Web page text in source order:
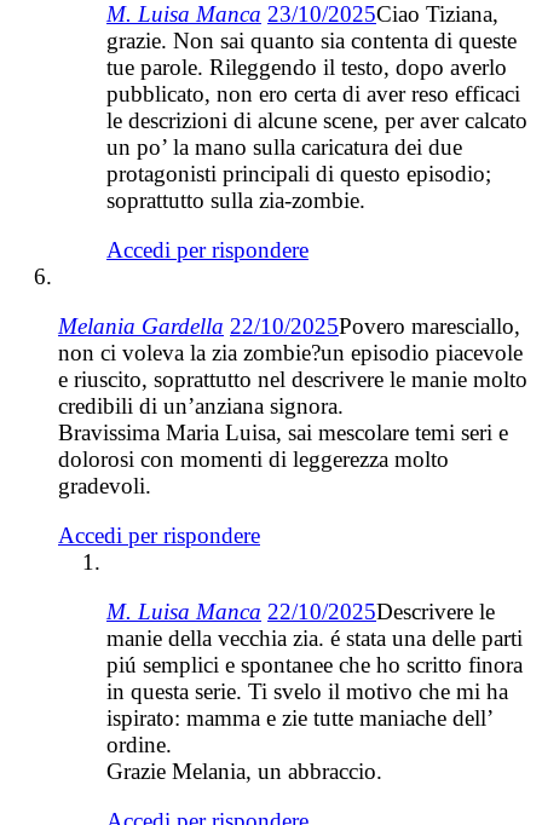
M. Luisa Manca 23/10/2025Ciao Tiziana,
grazie. Non sai quanto sia contenta di queste
tue parole. Rileggendo il testo, dopo averlo
pubblicato, non ero certa di aver reso efficaci
le descrizioni di alcune scene, per aver calcato
un po’ la mano sulla caricatura dei due
protagonisti principali di questo episodio;
soprattutto sulla zia-zombie.
Accedi per rispondere
Melania Gardella 22/10/2025Povero maresciallo,
non ci voleva la zia zombie?un episodio piacevole
e riuscito, soprattutto nel descrivere le manie molto
credibili di un’anziana signora.
Bravissima Maria Luisa, sai mescolare temi seri e
dolorosi con momenti di leggerezza molto
gradevoli.
Accedi per rispondere
M. Luisa Manca 22/10/2025Descrivere le
manie della vecchia zia. é stata una delle parti
piú semplici e spontanee che ho scritto finora
in questa serie. Ti svelo il motivo che mi ha
ispirato: mamma e zie tutte maniache dell’
ordine.
Grazie Melania, un abbraccio.